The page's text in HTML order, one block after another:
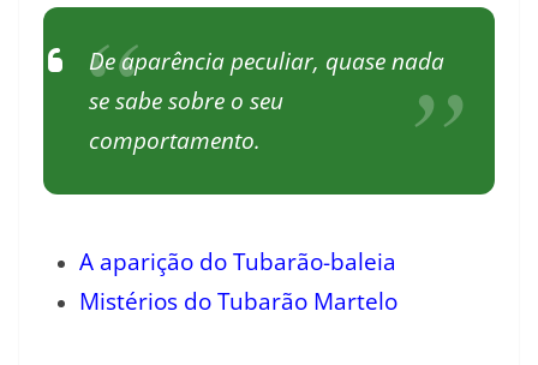
De aparência peculiar, quase nada
se sabe sobre o seu
comportamento.
A aparição do Tubarão-baleia
Mistérios do Tubarão Martelo